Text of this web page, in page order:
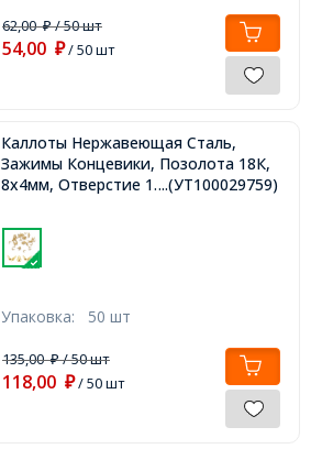
62,00₽/ 50 шт
54,00 ₽/ 50 шт
Каллоты Нержавеющая Сталь,
Зажимы Концевики, Позолота 18К,
8х4мм, Отверстие 1.2мм,...(УТ100029759)
Упаковка: 50 шт
135,00₽/ 50 шт
118,00 ₽/ 50 шт